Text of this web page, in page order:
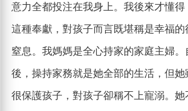
意力全都投注在我身上。我後來才懂
這種奉獻，對孩子而言既堪稱是幸福的
窒息。我媽媽是全心持家的家庭主婦。
後，操持家務就是她全部的生活，但她
很保護孩子，對孩子卻稱不上寵溺。